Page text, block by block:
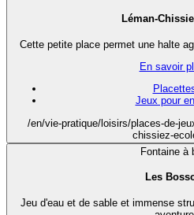
Léman-
Cette petite place permet une halte
En savoir
Jeux pour
/en/vie-pratique/loisirs/places-de-
chissiez-
Fontaine à
Les
Jeu d'eau et de sable et immense